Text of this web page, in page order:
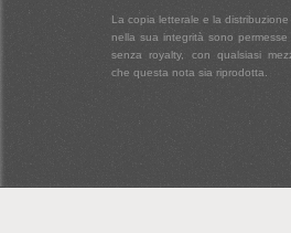
La copia letterale e la
nella sua integrità sono permesse
senza royalty, con qualsiasi
che questa nota sia riprodotta.